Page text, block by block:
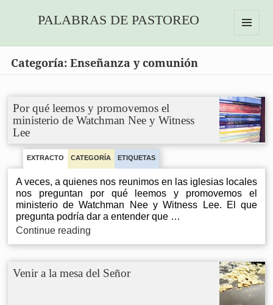
PALABRAS DE PASTOREO
Categoría: Enseñanza y comunión
Por qué leemos y promovemos el
ministerio de Watchman Nee y Witness
Lee
EXTRACTO CATEGORÍA ETIQUETAS
A veces, a quienes nos reunimos en las iglesias locales
nos preguntan por qué leemos y promovemos el
ministerio de Watchman Nee y Witness Lee. El que
pregunta podría dar a entender que …
Continue readingPor
promovemos
Venir a la mesa del Señor